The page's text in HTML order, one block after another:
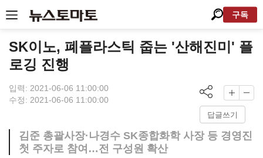
구독
SK이노, 폐플라스틱 줍는 '산해진미' 플
로깅 진행
입력: 2021-06-06 11:00:00
수정: 2021-06-06 11:00:00
답글쓰기
김준 총괄사장·나경수 SK종합화학 사장 등 경영진
첫 주자로 참여…전 구성원 확산